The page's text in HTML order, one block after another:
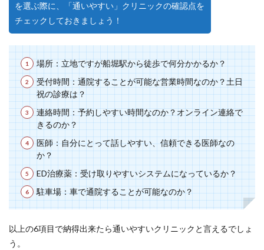
を選ぶ際に、「通いやすい」クリニックの確認点を
チェックしておきましょう！
場所：立地ですが船堀駅から徒歩で何分かかるか？
受付時間：通院することが可能な営業時間なのか？土日
祝の診療は？
連絡時間：予約しやすい時間なのか？オンライン連絡で
きるのか？
医師：自分にとって話しやすい、信頼できる医師なの
か？
ED治療薬：受け取りやすいシステムになっているか？
駐車場：車で通院することが可能なのか？
以上の6項目で納得出来たら通いやすいクリニックと言えるでしょ
う。